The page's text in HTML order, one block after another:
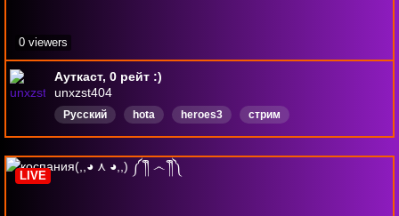
Ауткаст, 0 рейт :)
unxzst404
Русский hota heroes3 стрим
0 viewers
LIVE